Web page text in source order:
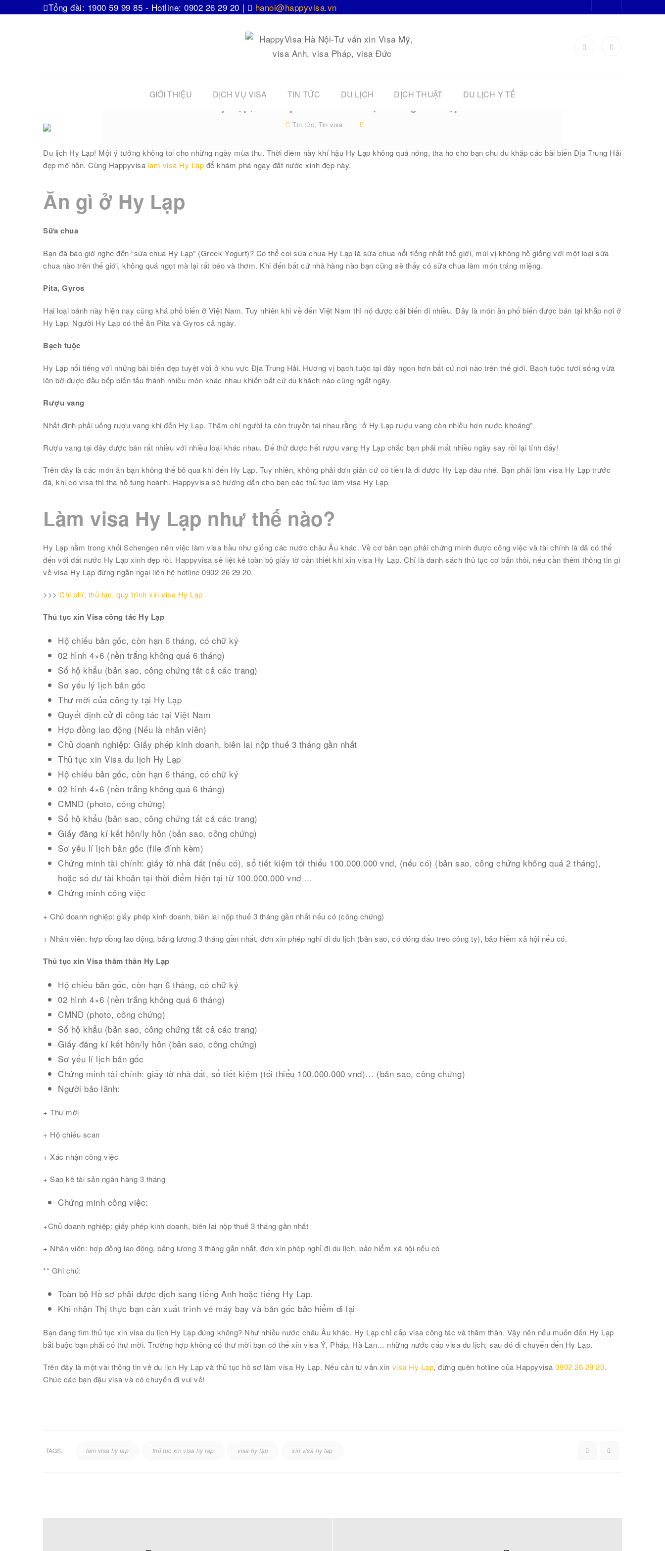
Tổng đài: 1900 59 99 85 - Hotline: 0902 26 29 20 | hanoi@happyvisa.vn
GIỚI THIỆU DỊCH VỤ VISA TIN TỨC DU LỊCH DỊCH THUẬT DU LỊCH Y TẾ
Tin tức, Tin visa
Du lịch Hy Lạp! Một ý tưởng không tồi cho những ngày mùa thu. Thời điểm này khí hậu Hy Lạp không quá nóng, tha hồ cho bạn chu du khắp các bãi biển Địa Trung Hải
đẹp mê hồn. Cùng Happyvisa làm visa Hy Lạp để khám phá ngay đất nước xinh đẹp này.
Ăn gì ở Hy Lạp
Sữa chua
Bạn đã bao giờ nghe đến “sữa chua Hy Lạp” (Greek Yogurt)? Có thể coi sữa chua Hy Lạp là sữa chua nổi tiếng nhất thế giới, mùi vị không hề giống với một loại sữa
chua nào trên thế giới, không quá ngọt mà lại rất béo và thơm. Khi đến bất cứ nhà hàng nào bạn cũng sẽ thấy có sữa chua làm món tráng miệng.
Pita, Gyros
Hai loại bánh này hiện nay cũng khá phổ biến ở Việt Nam. Tuy nhiên khi về đến Việt Nam thì nó được cải biến đi nhiều. Đây là món ăn phổ biến được bán tại khắp nơi ở
Hy Lạp. Người Hy Lạp có thể ăn Pita và Gyros cả ngày.
Bạch tuộc
Hy Lạp nổi tiếng với những bãi biển đẹp tuyệt vời ở khu vực Địa Trung Hải. Hương vị bạch tuộc tại đây ngon hơn bất cứ nơi nào trên thế giới. Bạch tuộc tươi sống vừa
lên bờ được đầu bếp biến tấu thành nhiều món khác nhau khiến bất cứ du khách nào cũng ngất ngây.
Rượu vang
Nhất định phải uống rượu vang khi đến Hy Lạp. Thậm chí người ta còn truyền tai nhau rằng “ở Hy Lạp rượu vang còn nhiều hơn nước khoáng”.
Rượu vang tại đây được bán rất nhiều với nhiều loại khác nhau. Để thử được hết rượu vang Hy Lạp chắc bạn phải mất nhiều ngày say rồi lại tỉnh đấy!
Trên đây là các món ăn bạn không thể bỏ qua khi đến Hy Lạp. Tuy nhiên, không phải đơn giản cứ có tiền là đi được Hy Lạp đâu nhé. Bạn phải làm visa Hy Lạp trước
đã, khi có visa thì tha hồ tung hoành. Happyvisa sẽ hướng dẫn cho bạn các thủ tục làm visa Hy Lạp.
Làm visa Hy Lạp như thế nào?
Hy Lạp nằm trong khối Schengen nên việc làm visa hầu như giống các nước châu Âu khác. Về cơ bản bạn phải chứng minh được công việc và tài chính là đã có thể
đến với đất nước Hy Lạp xinh đẹp rồi. Happyvisa sẽ liệt kê toàn bộ giấy tờ cần thiết khi xin visa Hy Lạp. Chỉ là danh sách thủ tục cơ bản thôi, nếu cần thêm thông tin gì
về visa Hy Lạp đừng ngần ngại liên hệ hotline 0902 26 29 20.
>>>Chi phí, thủ tục, quy trình xin visa Hy Lạp
Thủ tục xin Visa công tác Hy Lạp
Hộ chiếu bản gốc, còn hạn 6 tháng, có chữ ký
02 hình 4×6 (nền trắng không quá 6 tháng)
Sổ hộ khẩu (bản sao, công chứng tất cả các trang)
Sơ yếu lý lịch bản gốc
Thư mời của công ty tại Hy Lạp
Quyết định cử đi công tác tại Việt Nam
Hợp đồng lao động (Nếu là nhân viên)
Chủ doanh nghiệp: Giấy phép kinh doanh, biên lai nộp thuế 3 tháng gần nhất
Thủ tục xin Visa du lịch Hy Lạp
Hộ chiếu bản gốc, còn hạn 6 tháng, có chữ ký
02 hình 4×6 (nền trắng không quá 6 tháng)
CMND (photo, công chứng)
Sổ hộ khẩu (bản sao, công chứng tất cả các trang)
Giấy đăng kí kết hôn/ly hôn (bản sao, công chứng)
Sơ yếu lí lịch bản gốc (file đính kèm)
Chứng minh tài chính: giấy tờ nhà đất (nếu có), sổ tiết kiệm tối thiểu 100.000.000 vnd, (nếu có) (bản sao, công chứng không quá 2 tháng),
hoặc số dư tài khoản tại thời điểm hiện tại từ 100.000.000 vnd …
Chứng minh công việc
+ Chủ doanh nghiệp: giấy phép kinh doanh, biên lai nộp thuế 3 tháng gần nhất nếu có (công chứng)
+ Nhân viên: hợp đồng lao động, bảng lương 3 tháng gần nhất, đơn xin phép nghỉ đi du lịch (bản sao, có đóng dấu treo công ty), bảo hiểm xã hội nếu có.
Thủ tục xin Visa thăm thân Hy Lạp
Hộ chiếu bản gốc, còn hạn 6 tháng, có chữ ký
02 hình 4×6 (nền trắng không quá 6 tháng)
CMND (photo, công chứng)
Sổ hộ khẩu (bản sao, công chứng tất cả các trang)
Giấy đăng kí kết hôn/ly hôn (bản sao, công chứng)
Sơ yếu lí lịch bản gốc
Chứng minh tài chính: giấy tờ nhà đất, sổ tiết kiệm (tối thiểu 100.000.000 vnd)… (bản sao, công chứng)
Người bảo lãnh:
+ Thư mời
+ Hộ chiếu scan
+ Xác nhận công việc
+ Sao kê tài sản ngân hàng 3 tháng
Chứng minh công việc:
+Chủ doanh nghiệp: giấy phép kinh doanh, biên lai nộp thuế 3 tháng gần nhất
+ Nhân viên: hợp đồng lao động, bảng lương 3 tháng gần nhất, đơn xin phép nghỉ đi du lịch, bảo hiểm xã hội nếu có
** Ghi chú:
Toàn bộ Hồ sơ phải được dịch sang tiếng Anh hoặc tiếng Hy Lạp.
Khi nhận Thị thực bạn cần xuất trình vé máy bay và bản gốc bảo hiểm đi lại
Bạn đang tìm thủ tục xin visa du lịch Hy Lạp đúng không? Như nhiều nước châu Âu khác, Hy Lạp chỉ cấp visa công tác và thăm thân. Vậy nên nếu muốn đến Hy Lạp
bắt buộc bạn phải có thư mời. Trường hợp không có thư mời bạn có thể xin visa Ý, Pháp, Hà Lan… những nước cấp visa du lịch; sau đó di chuyển đến Hy Lạp.
Trên đây là một vài thông tin về du lịch Hy Lạp và thủ tục hồ sơ làm visa Hy Lạp. Nếu cần tư vấn xin visa Hy Lạp, đừng quên hotline của Happyvisa0902 26 29 20.
Chúc các bạn đậu visa và có chuyến đi vui vẻ!
TAGS: lam visa hy lap thủ tục xin visa hy lạp visa hy lạp xin visa hy lap